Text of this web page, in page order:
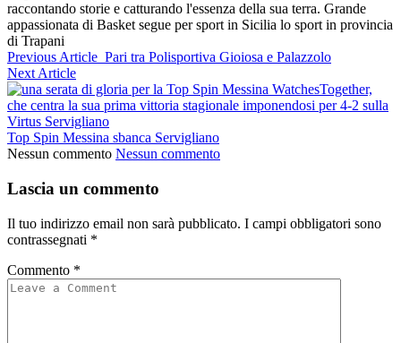
raccontando storie e catturando l'essenza della sua terra. Grande
appassionata di Basket segue per sport in Sicilia lo sport in provincia
di Trapani
Previous Article Pari tra Polisportiva Gioiosa e Palazzolo
Next Article
Top Spin Messina sbanca Servigliano
Nessun commento Nessun commento
Lascia un commento
Il tuo indirizzo email non sarà pubblicato. I campi obbligatori sono
contrassegnati *
Commento *